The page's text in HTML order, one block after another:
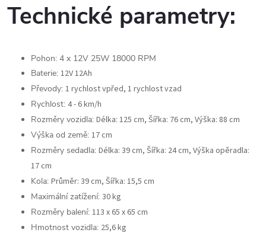
Technické parametry:
Pohon: 4 x 12V 25W 18000 RPM
Baterie: 12V 12Ah
Převody: 1 rychlost vpřed, 1 rychlost vzad
Rychlost: 4 - 6 km/h
Rozměry vozidla: Délka: 125 cm, Šířka: 76 cm, Výška: 88 cm
Výška od země: 17 cm
Rozměry sedadla: Délka: 39 cm, Šířka: 24 cm, Výška opěradla:
17 cm
Kola: Průměr: 39 cm, Šířka: 15,5 cm
Maximální zatížení: 30 kg
Rozměry balení: 113 x 65 x 65 cm
Hmotnost vozidla: 25,6 kg